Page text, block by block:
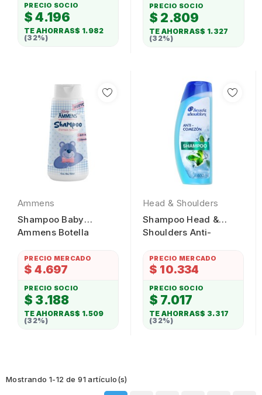
PRECIO SOCIO
$ 4.196
TE AHORRAS$ 1.982
(32%)
PRECIO SOCIO
$ 2.809
TE AHORRAS$ 1.327
(32%)
Ammens
Shampoo Baby
Ammens Botella
PRECIO MERCADO
$ 4.697
PRECIO SOCIO
$ 3.188
TE AHORRAS$ 1.509
(32%)
Head & Shoulders
Shampoo Head &
Shoulders Anti-
PRECIO MERCADO
$ 10.334
PRECIO SOCIO
$ 7.017
TE AHORRAS$ 3.317
(32%)
Mostrando 1-12 de 91 artículo(s)